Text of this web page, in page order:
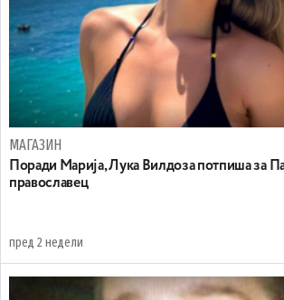
МАГАЗИН
Поради Марија, Лука Вилдоза потпиша за
православец
пред 2 недели